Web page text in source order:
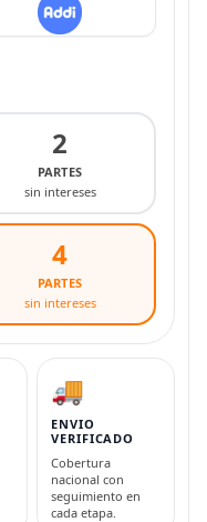
2
PARTES
sin intereses
4
PARTES
sin intereses
🚚
ENVIO
VERIFICADO
Cobertura
nacional con
seguimiento en
cada etapa.